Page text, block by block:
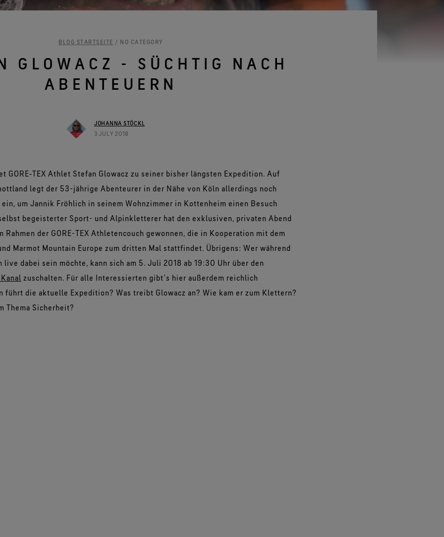
BLOG STARTSEITE / NO CATEGORY
GLOWACZ - SÜCHTIG NACH
ABENTEUERN
JOHANNA STÖCKL
3 JULY 2018
GORE‑TEX Athlet Stefan Glowacz zu seiner bisher längsten Expedition. Auf
legt der 53-jährige Abenteurer in der Nähe von Köln allerdings noch
um Jannik Fröhlich in seinem Wohnzimmer in Kottenheim einen Besuch
begeisterter Sport- und Alpinkletterer hat den exklusiven, privaten Abend
Rahmen der GORE-TEX Athletencouch gewonnen, die in Kooperation mit dem
Marmot Mountain Europe zum dritten Mal stattfindet. Übrigens: Wer während
live dabei sein möchte, kann sich am 5. Juli 2018 ab 19:30 Uhr über den
zuschalten. Für alle Interessierten gibt’s hier außerdem reichlich
führt die aktuelle Expedition? Was treibt Glowacz an? Wie kam er zum Klettern?
Thema Sicherheit?